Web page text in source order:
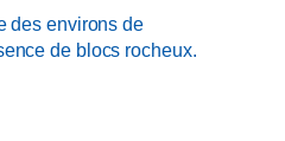
des environs de
de blocs rocheux.